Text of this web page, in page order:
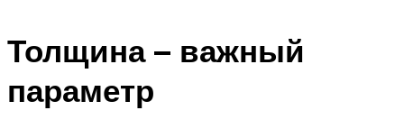
Толщина – важный
параметр